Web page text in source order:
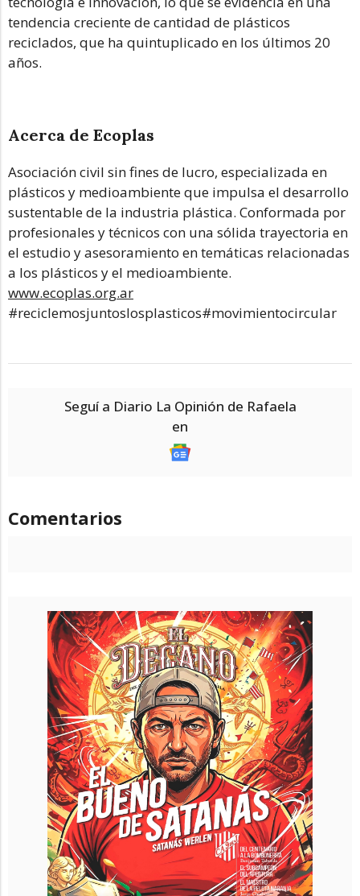
tendencia creciente de cantidad de plásticos
reciclados, que ha quintuplicado en los últimos 20
años.
Acerca de Ecoplas
Asociación civil sin fines de lucro, especializada en
plásticos y medioambiente que impulsa el desarrollo
sustentable de la industria plástica. Conformada por
profesionales y técnicos con una sólida trayectoria en
el estudio y asesoramiento en temáticas relacionadas
a los plásticos y el medioambiente.
www.ecoplas.org.ar
#reciclemosjuntoslosplasticos#movimientocircular
Seguí a Diario La Opinión de Rafaela
en
Comentarios